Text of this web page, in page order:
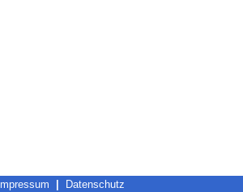
Impressum Datenschutz